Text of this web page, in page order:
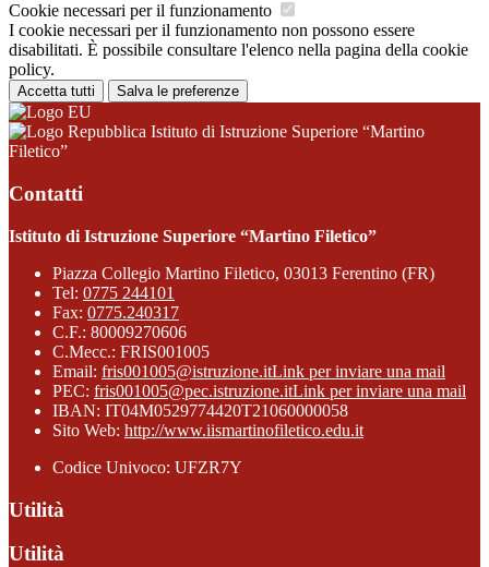
Cookie necessari per il funzionamento
I cookie necessari per il funzionamento non possono essere
disabilitati. È possibile consultare l'elenco nella pagina della cookie
policy.
Accetta tutti Salva le preferenze
Istituto di Istruzione Superiore “Martino
Filetico”
Contatti
Istituto di Istruzione Superiore “Martino Filetico”
Piazza Collegio Martino Filetico, 03013 Ferentino (FR)
Tel: 0775 244101
Fax: 0775.240317
C.F.: 80009270606
C.Mecc.: FRIS001005
Email: fris001005@istruzione.itLink per inviare una mail
PEC: fris001005@pec.istruzione.itLink per inviare una mail
IBAN: IT04M0529774420T21060000058
Sito Web: http://www.iismartinofiletico.edu.it
Codice Univoco: UFZR7Y
Utilità
Utilità